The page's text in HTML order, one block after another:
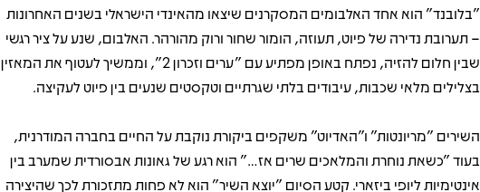
"בלובנד" הוא אחד האלבומים המסקרנים שיצאו מהאינדי הישראלי בשנים האחרונות
– תערובת נדירה של פיוט, תעוזה, הומור שחור ורוק מהורהר. האלבום, שנע על ציר רגשי
שבין חלום להזיה, נפתח באופן מפתיע עם "ערים וזכרון 2", וממשיך לעטוף את המאזין
בצלילים מלאי שכבות, עיבודים בלתי שגרתיים וטקסטים שנעים בין פיוט לעקיצה.
השירים "מריונטות" ו"האדיוט" משקפים ביקורת נוקבת על החיים בחברה המודרנית,
בעוד "כשאת נוחרת והמלאכים שרים אז…" הוא רגע של גאונות אבסורדית שמערב בין
אינטימיות ליופי ביזארי. קטע הסיום "יוצא השיר" הוא לא פחות מתזכורת לכך שהיצירה